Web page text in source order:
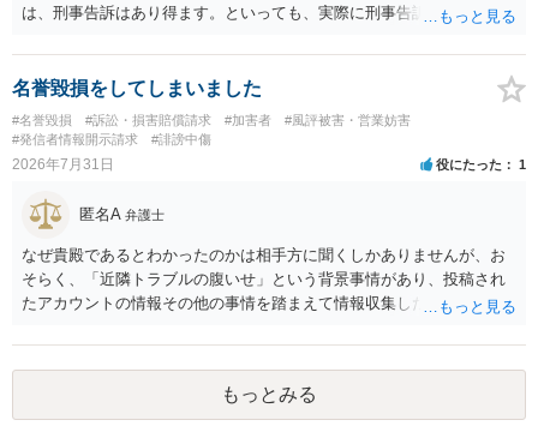
は、刑事告訴はあり得ます。といっても、実際に刑事告訴に動くかど
です。Googleは電話番号の開示請求もできることが多いので、少しで
も特定可能になるよう、複数ルートで開示請求が行われることが多い
です。さらにいえば、利用者からの口コミ投稿の場合、開示請求者は
ある程度対象者を特定できている（ただし証拠による裏付けか必要な
ので発信者情報開示請求をする）というケースが比較的多いと思われ
名誉毀損をしてしまいました
#名誉毀損 #訴訟・損害賠償請求 #加害者
#風評被害・営業妨害
#発信者情報開示請求
#誹謗中傷
2026年7月31日 役にたった 1
匿名A 弁護士
なぜ貴殿であるとわかったのかは相手方に聞くしかありませんが、お
そらく、「近隣トラブルの腹いせ」という背景事情があり、投稿され
たアカウントの情報その他の事情を踏まえて情報収集した結果、この
貴殿が投稿した事実を認めてしまったことで「答え合わせ」になって
しまったのではないでしょうか。 相手方の動きについても、相手方次
第ですので何とも言えません。公開の場で回答するには情報が乏し
く、ここで詳細を明らかにすることは事案の特定に繋がってしまうの
もっとみる